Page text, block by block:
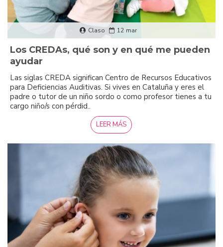
Claso 12 mar
Los CREDAs, qué son y en qué me pueden
ayudar
Las siglas CREDA significan Centro de Recursos Educativos
para Deficiencias Auditivas. Si vives en Cataluña y eres el
padre o tutor de un niño sordo o como profesor tienes a tu
cargo niño/s con pérdid..
LEER MÁS